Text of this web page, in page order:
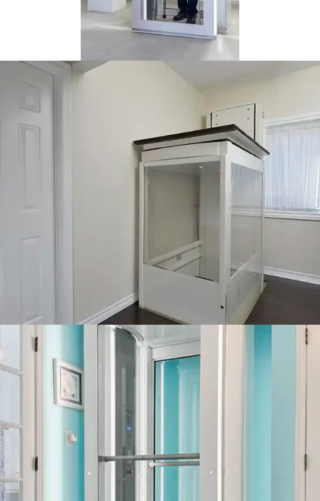
déambulateur (marchette à
roulettes), la plateforme
élévatrice Luma peut
l’accommoder et vous
permettre d’éviter les
La Télécab est notre plateforme élévatrice à travers le plancher
offrant la plus grande capacité.